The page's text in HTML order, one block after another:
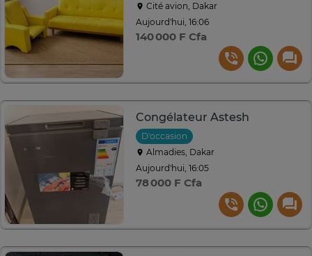
Cité avion, Dakar
Aujourd'hui, 16:06
140 000 F Cfa
Congélateur Astesh
D'occasion
Almadies, Dakar
Aujourd'hui, 16:05
78 000 F Cfa